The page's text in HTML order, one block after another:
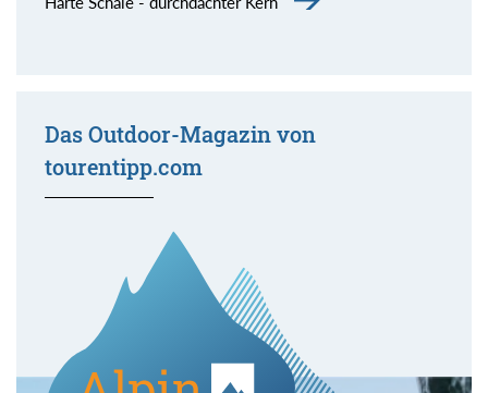
Das Outdoor-Magazin von
tourentipp.com